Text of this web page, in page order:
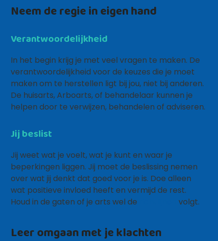
Neem de regie in eigen hand
Verantwoordelijkheid
In het begin krijg je met veel vragen te maken. De
verantwoordelijkheid voor de keuzes die je moet
maken om te herstellen ligt bij jou, niet bij anderen.
De huisarts, Arboarts, of behandelaar kunnen je
helpen door te verwijzen, behandelen of adviseren.
Jij beslist
Jij weet wat je voelt, wat je kunt en waar je
beperkingen liggen. Jij moet de beslissing nemen
over wat jij denkt dat goed voor je is. Doe alleen
wat positieve invloed heeft en vermijd de rest.
Houd in de gaten of je arts wel de
volgt.
Leer omgaan met je klachten